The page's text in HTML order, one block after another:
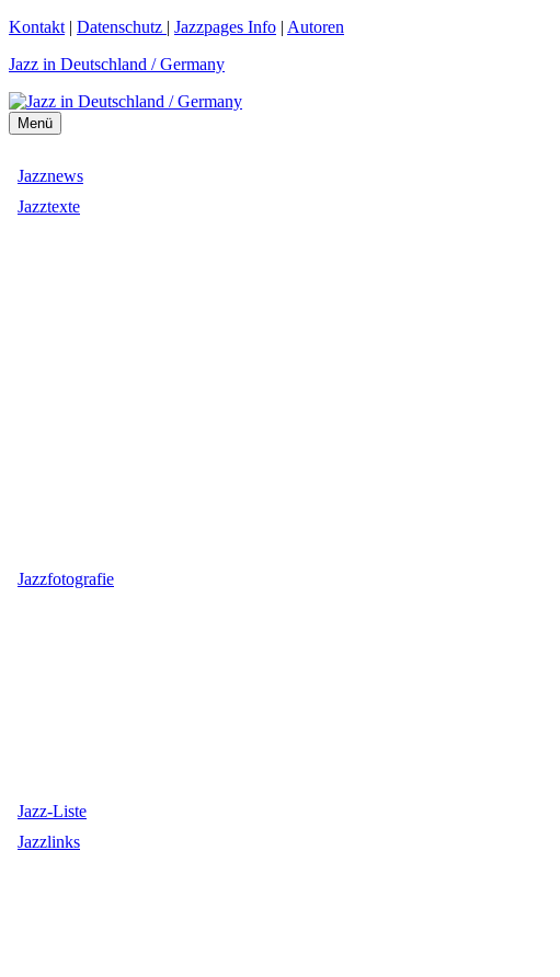
Zum
springen
Kontakt | Datenschutz | Jazzpages Info | Autoren
Jazz in Deutschland / Germany
Menü
Jazznews
Jazztexte
Jazzfotografie
Jazz-Liste
Jazzlinks